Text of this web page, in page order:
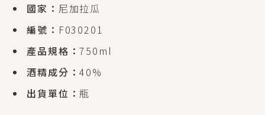
國家： 尼加拉瓜
編號： F030201
產品規格：750ml
酒精成分：40%
出貨單位：瓶